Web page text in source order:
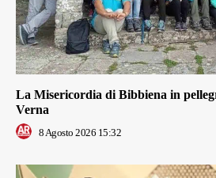
La Misericordia di Bibbiena in
Verna
8 Agosto 2026 15:32